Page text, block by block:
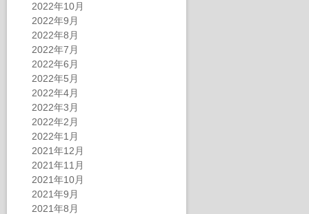
2022年10月
2022年9月
2022年8月
2022年7月
2022年6月
2022年5月
2022年4月
2022年3月
2022年2月
2022年1月
2021年12月
2021年11月
2021年10月
2021年9月
2021年8月